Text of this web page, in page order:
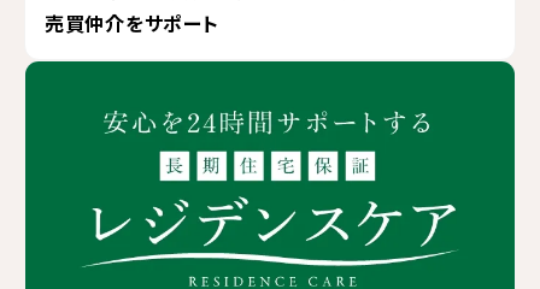
売買仲介をサポート